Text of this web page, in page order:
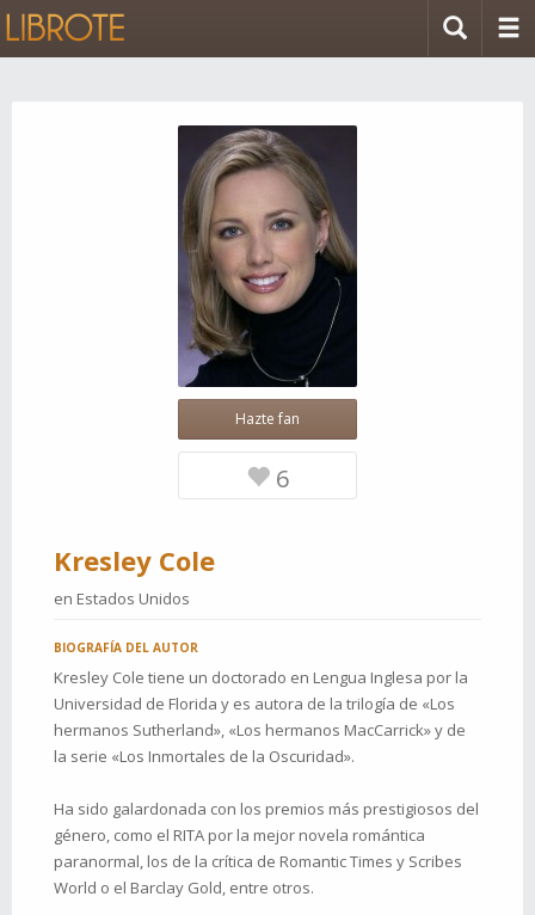
Hazte fan
6
Kresley Cole
en Estados Unidos
BIOGRAFÍA DEL AUTOR
Kresley Cole tiene un doctorado en Lengua Inglesa por la
Universidad de Florida y es autora de la trilogía de «Los
hermanos Sutherland», «Los hermanos MacCarrick» y de
la serie «Los Inmortales de la Oscuridad».
Ha sido galardonada con los premios más prestigiosos del
género, como el RITA por la mejor novela romántica
paranormal, los de la crítica de Romantic Times y Scribes
World o el Barclay Gold, entre otros.